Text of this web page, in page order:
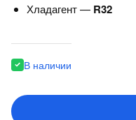
Хладагент — R32
В наличии